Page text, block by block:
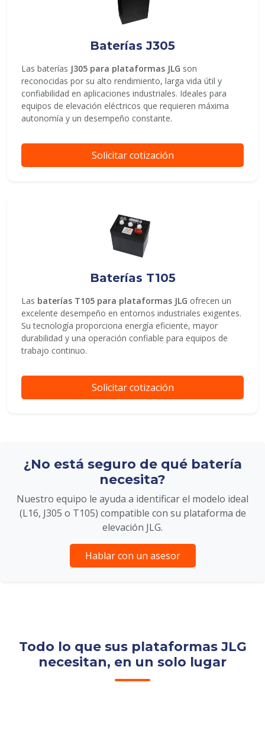
Baterías J305
Las baterías J305 para plataformas JLG son
reconocidas por su alto rendimiento, larga vida útil y
confiabilidad en aplicaciones industriales. Ideales para
equipos de elevación eléctricos que requieren máxima
autonomía y un desempeño constante.
Solicitar cotización
Baterías T105
Las baterías T105 para plataformas JLG ofrecen un
excelente desempeño en entornos industriales exigentes.
Su tecnología proporciona energía eficiente, mayor
durabilidad y una operación confiable para equipos de
trabajo continuo.
Solicitar cotización
¿No está seguro de qué batería
necesita?
Nuestro equipo le ayuda a identificar el modelo ideal
(L16, J305 o T105) compatible con su plataforma de
elevación JLG.
Hablar con un asesor
Todo lo que sus plataformas JLG
necesitan, en un solo lugar